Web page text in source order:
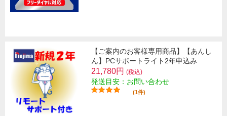
【ご案内のお客様専用商品】【あんし
ん】PCサポートライト2年申込み
21,780円 (税込)
発送目安：お問い合わせ
(1件)